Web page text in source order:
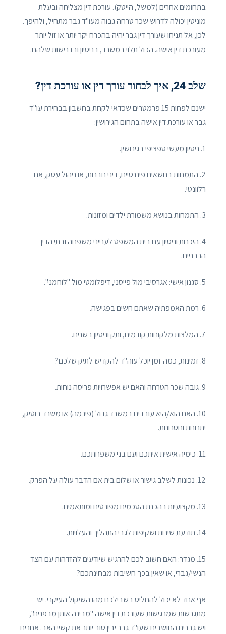
בתחומים אחרים (למשל, הייטק). עורכת דין מצליחה ובעלת
מוניטין יכולה לדרוש שכר טרחה גבוה מעו"ד גבר מתחיל, ולהיפך.
לכן, אל תניחו שעורך דין גבר יהיה בהכרח יקר יותר או זול יותר
מעורכת דין אישה. הכול תלוי במשרד, בניסיון ובדרישות שלהם.
שלב 24, איך לבחור עורך דין או עורכת דין?
ישנם לפחות 15 פרמטרים שכדאי לקחת בחשבון בבחירת עו"ד
גבר או עורכת דין אישה בתחום הגירושין:
1. ניסיון מעשי ספציפי בגירושין.
2. התמחות בנושאים פיננסיים, דיני חברות, או ניהול עסק, אם
רלוונטי.
3. התמחות בנושא משמורת ילדים ומזונות.
4. היכרות וניסיון עם בית המשפט לענייני משפחה ובתי הדין
הרבניים.
5. סגנון אישי: אגרסיבי מול פייסני, דיפלומטי מול "לוחמני".
6. רמת האמפתיה שאתם חשים בפגישה.
7. המלצות מלקוחות קודמים, ותק וניסיון בשנים.
8. זמינות, כמה זמן יוכל עוה"ד להקדיש לתיק שלכם?
9. גובה שכר הטרחה והאם יש אפשרויות פריסה נוחות.
10. האם הוא/היא עובדים במשרד גדול (פירמה) או משרד בוטיק,
יתרונות וחסרונות.
11. כימיה אישית איתכם ועם בני משפחתכם.
12. נכונות לשלב גישור או שלום בית אם הדבר עולה על הפרק.
13. מקצועיות בהכנת הסכמים מפורטים ומותאמים.
14. תודעת שירות ושקיפות לגבי התהליך והעלויות.
15. מגדר: האם חשוב לכם להרגיש שיודעים להזדהות עם הצד
הנשי/גברי, או שאין בכך חשיבות מבחינתכם?
אף אחד לא יכול להחליט בשבילכם מהו השיקול העיקרי. יש
מתגרשות שמרגישות שעורכת דין אישה "מבינה אותן מבפנים",
ויש גברים החושבים שעו"ד גבר יבין טוב יותר את קשיי האב. אחרים